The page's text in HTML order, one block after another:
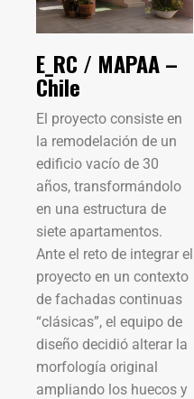
E_RC / MAPAA –
Chile
El proyecto consiste en
la remodelación de un
edificio vacío de 30
años, transformándolo
en una estructura de
siete apartamentos.
Ante el reto de integrar el
proyecto en un contexto
de fachadas continuas
“clásicas”, el equipo de
diseño decidió alterar la
morfología original
ampliando los huecos y